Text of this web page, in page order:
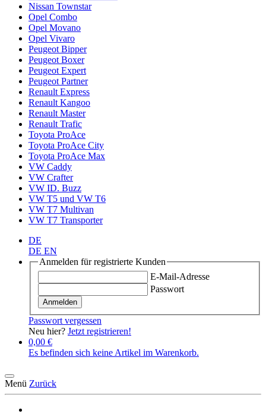
Nissan Townstar
Opel Combo
Opel Movano
Opel Vivaro
Peugeot Bipper
Peugeot Boxer
Peugeot Expert
Peugeot Partner
Renault Express
Renault Kangoo
Renault Master
Renault Trafic
Toyota ProAce
Toyota ProAce City
Toyota ProAce Max
VW Caddy
VW Crafter
VW ID. Buzz
VW T5 und VW T6
VW T7 Multivan
VW T7 Transporter
DE
DE EN
Anmelden für registrierte Kunden
E-Mail-Adresse
Passwort
Anmelden
Passwort vergessen
Neu hier? Jetzt registrieren!
0,00 €
Es befinden sich keine Artikel im Warenkorb.
Menü Zurück